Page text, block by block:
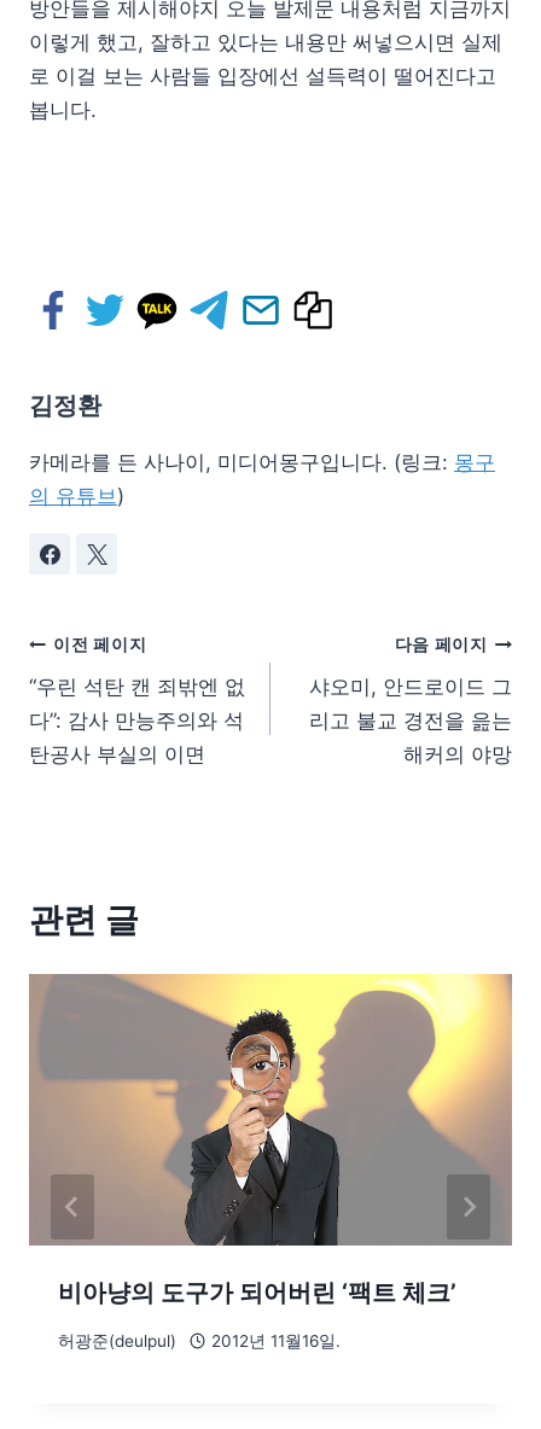
방안들을 제시해야지 오늘 발제문 내용처럼 지금까지
이렇게 했고, 잘하고 있다는 내용만 써넣으시면 실제
로 이걸 보는 사람들 입장에선 설득력이 떨어진다고
봅니다.
김정환
카메라를 든 사나이, 미디어몽구입니다. (링크: 몽구
의 유튜브)
이전 페이지
“우린 석탄 캔 죄밖엔 없
다”: 감사 만능주의와 석
탄공사 부실의 이면
다음 페이지
샤오미, 안드로이드 그
리고 불교 경전을 읊는
해커의 야망
관련 글
비아냥의 도구가 되어버린 ‘팩트 체크’
허광준(deulpul) 2012년 11월16일.